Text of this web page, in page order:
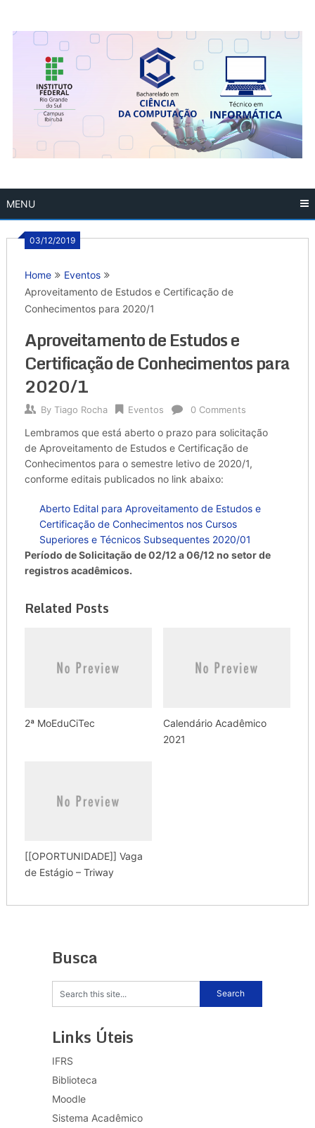
MENU
03/12/2019
Home
Eventos
Aproveitamento de Estudos e Certificação de
Conhecimentos para 2020/1
Aproveitamento de Estudos e
Certificação de Conhecimentos para
2020/1
By Tiago Rocha Eventos 0 Comments
Lembramos que está aberto o prazo para solicitação
de Aproveitamento de Estudos e Certificação de
Conhecimentos para o semestre letivo de 2020/1,
conforme editais publicados no link abaixo:
Aberto Edital para Aproveitamento de Estudos e
Certificação de Conhecimentos nos Cursos
Superiores e Técnicos Subsequentes 2020/01
Período de Solicitação de 02/12 a 06/12 no setor de
registros acadêmicos.
Related Posts
2ª MoEduCiTec
Calendário Acadêmico
2021
[[OPORTUNIDADE]] Vaga
de Estágio – Triway
Busca
Links Úteis
IFRS
Biblioteca
Moodle
Sistema Acadêmico